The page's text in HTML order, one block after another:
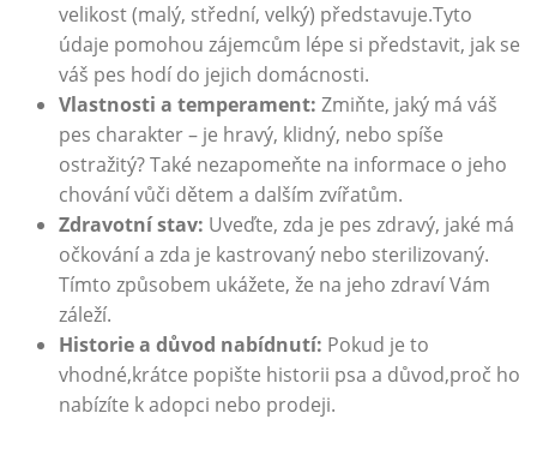
velikost (malý, střední, velký) představuje.Tyto
údaje pomohou zájemcům lépe si představit, jak ‌se
váš pes hodí⁣ do jejich domácnosti.
Vlastnosti ⁢a⁣ temperament: Zmiňte, jaký má váš
pes charakter – je hravý, klidný, nebo spíše
ostražitý? Také nezapomeňte na informace o jeho
‌chování vůči dětem‍ a dalším zvířatům.
Zdravotní stav: Uveďte, zda je pes zdravý,‌ jaké má
očkování a​ zda je kastrovaný‍ nebo⁢ sterilizovaný.
Tímto způsobem ukážete, že na jeho zdraví Vám
‍záleží.
Historie ⁢a důvod nabídnutí: ⁢Pokud je​ to
vhodné,krátce popište historii psa ‍a důvod,proč ho
nabízíte k adopci nebo‌ prodeji.